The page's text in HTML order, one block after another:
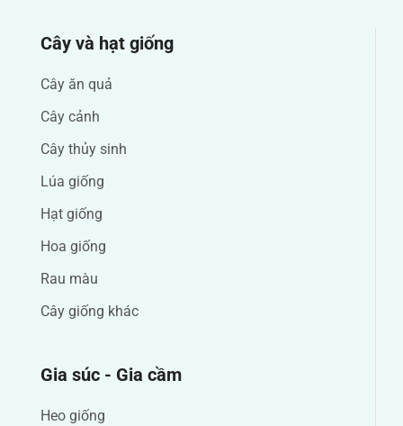
Cây và hạt giống
Cây ăn quả
Cây cảnh
Cây thủy sinh
Lúa giống
Hạt giống
Hoa giống
Rau màu
Cây giống khác
Gia súc - Gia cầm
Heo giống